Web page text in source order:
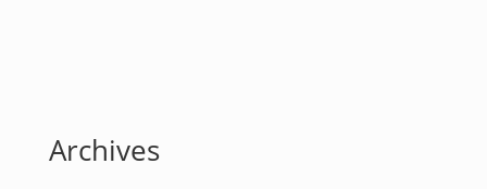
Archives